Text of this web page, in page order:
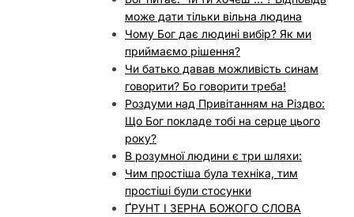
може дати тільки вільна людина
Чому Бог дає людині вибір? Як ми
приймаємо рішення?
Чи батько давав можливість синам
говорити? Бо говорити треба!
Роздуми над Привітанням на Різдво:
Що Бог покладе тобі на серце цього
року?
В розумної людини є три шляхи:
Чим простіша була техніка, тим
простіші були стосунки
ҐРУНТ І ЗЕРНА БОЖОГО СЛОВА